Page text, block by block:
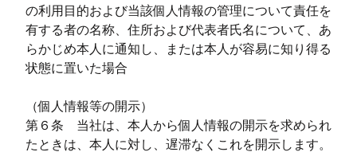
の利用目的および当該個人情報の管理について責任を
有する者の名称、住所および代表者氏名について、あ
らかじめ本人に通知し、または本人が容易に知り得る
状態に置いた場合
（個人情報等の開示）
第６条 当社は、本人から個人情報の開示を求められ
たときは、本人に対し、遅滞なくこれを開示します。